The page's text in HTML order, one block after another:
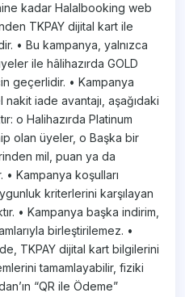
kadar Halalbooking web
TKPAY dijital kart ile
• Bu kampanya, yalnızca
ile hâlihazırda GOLD
geçerlidir. • Kampanya
iade avantajı, aşağıdaki
o Halihazırda Platinum
olan üyeler, o Başka bir
mil, puan ya da
Kampanya koşulları
kriterlerini karşılayan
• Kampanya başka indirim,
birleştirilemez. •
TKPAY dijital kart bilgilerini
tamamlayabilir, fiziki
“QR ile Ödeme”